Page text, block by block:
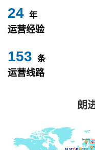
24 年
运营经验
153 条
运营线路
朗